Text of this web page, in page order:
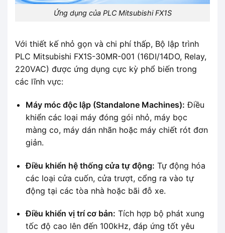
Ứng dụng của PLC Mitsubishi FX1S
Với thiết kế nhỏ gọn và chi phí thấp, Bộ lập trình
PLC Mitsubishi FX1S-30MR-001 (16DI/14DO, Relay,
220VAC) được ứng dụng cực kỳ phổ biến trong
các lĩnh vực:
Máy móc độc lập (Standalone Machines): Điều
khiển các loại máy đóng gói nhỏ, máy bọc
màng co, máy dán nhãn hoặc máy chiết rót đơn
giản.
Điều khiển hệ thống cửa tự động: Tự động hóa
các loại cửa cuốn, cửa trượt, cổng ra vào tự
động tại các tòa nhà hoặc bãi đỗ xe.
Điều khiển vị trí cơ bản: Tích hợp bộ phát xung
tốc độ cao lên đến 100kHz, đáp ứng tốt yêu